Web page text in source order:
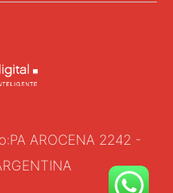
AROCENA 2242 -